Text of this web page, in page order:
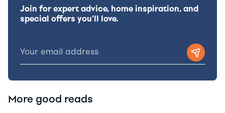
Join for expert advice, home inspiration, and
special offers you'll love.
More good reads